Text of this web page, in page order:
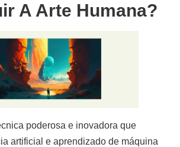
A Arte Humana?
poderosa e inovadora que
artificial e aprendizado de máquina